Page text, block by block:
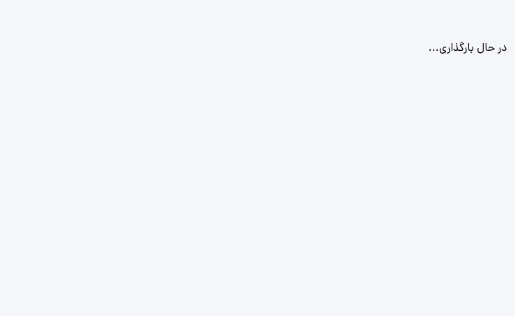
در حال بارگذاری...